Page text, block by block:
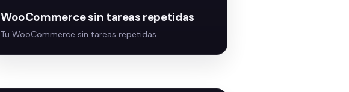
WooCommerce sin tareas repetidas